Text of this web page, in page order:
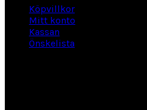
Köpvillkor
Mitt konto
Kassan
Önskelista